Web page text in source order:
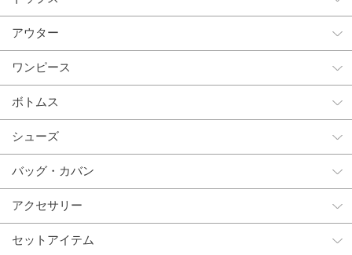
アウター
ワンピース
ボトムス
シューズ
バッグ・カバン
アクセサリー
セットアイテム